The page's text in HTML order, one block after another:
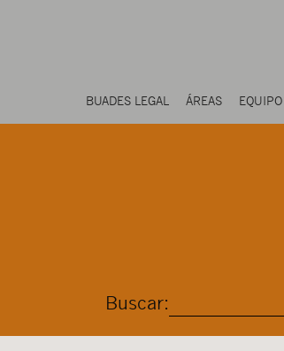
BUADES LEGAL ÁREAS EQUIPO
Buscar: